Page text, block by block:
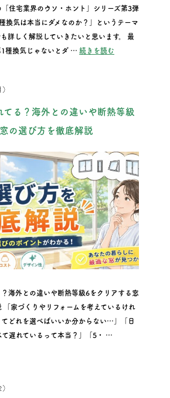
住宅業界のウソ・ホント」シリーズ第3弾
換気は本当にダメなのか？」というテーマ
詳しく解説していきたいと思います。 最
1種換気じゃないとダ … 続きを読む“『住宅業界のウ
てる？海外との違いや断熱等級
の選び方を徹底解説
海外との違いや断熱等級6をクリアする窓
「家づくりやリフォームを考えているけれ
てどれを選べばいいか分からない…」「日
て遅れているって本当？」「5・ …
は遅れてる？海外との違いや断熱等級6をクリアす